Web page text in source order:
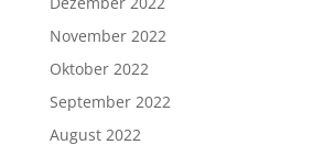
November 2022
Oktober 2022
September 2022
August 2022